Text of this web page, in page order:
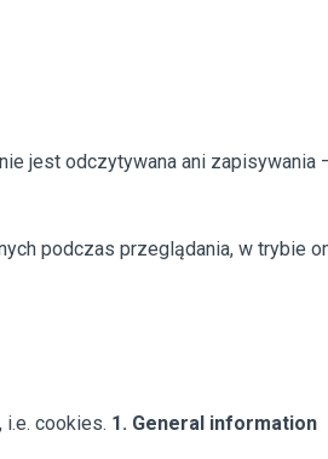
jest odczytywana ani zapisywania
podczas przeglądania, w trybie
cookies. 1. General information